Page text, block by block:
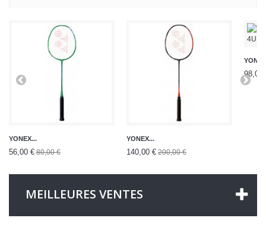
YONEX...
56,00 € 80,00 €
YONEX...
140,00 € 200,00 €
98,00
MEILLEURES VENTES